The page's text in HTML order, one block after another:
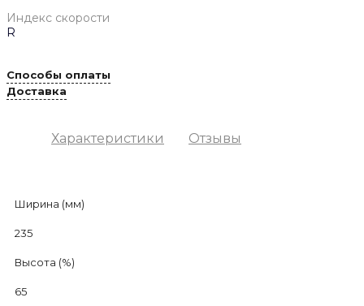
Индекс скорости
R
Способы оплаты
Доставка
Характеристики Отзывы
Ширина (мм)
235
Высота (%)
65